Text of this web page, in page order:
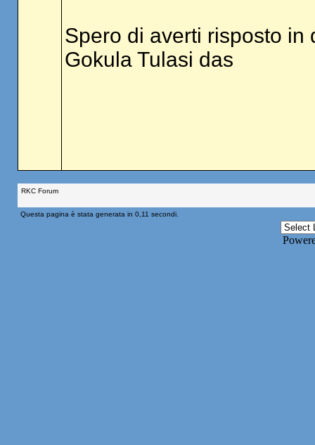
Spero di averti risposto in
Gokula Tulasi das
RKC Forum
Questa pagina è stata generata in 0,11 secondi.